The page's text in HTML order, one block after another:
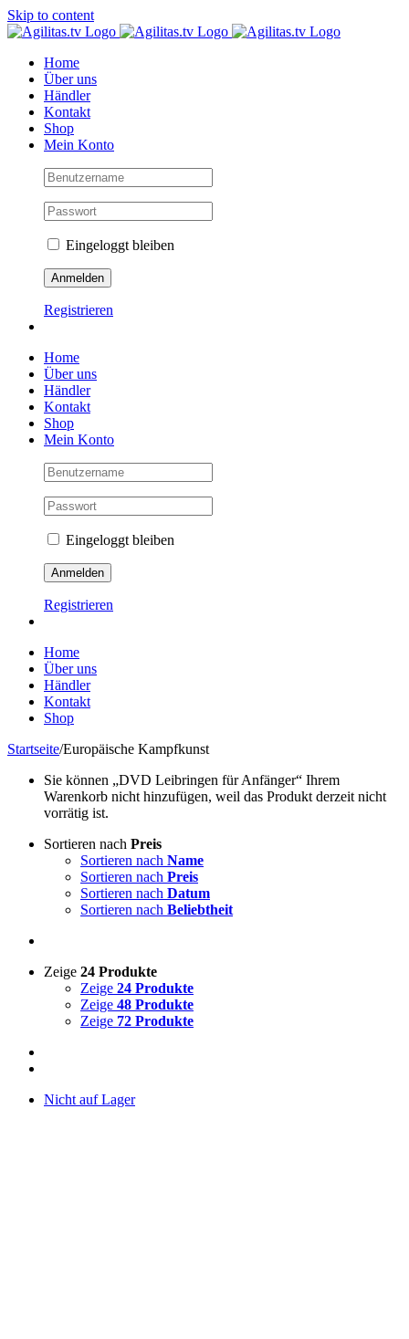
Skip to content
Home
Über uns
Händler
Kontakt
Shop
Mein Konto
Eingeloggt bleiben
Registrieren
Home
Über uns
Händler
Kontakt
Shop
Mein Konto
Eingeloggt bleiben
Registrieren
Home
Über uns
Händler
Kontakt
Shop
Startseite/Europäische Kampfkunst
Sie können „DVD Leibringen für Anfänger“ Ihrem
Warenkorb nicht hinzufügen, weil das Produkt derzeit nicht
vorrätig ist.
Sortieren nach Preis
Sortieren nach Name
Sortieren nach Preis
Sortieren nach Datum
Sortieren nach Beliebtheit
Zeige 24 Produkte
Zeige 24 Produkte
Zeige 48 Produkte
Zeige 72 Produkte
Nicht auf Lager